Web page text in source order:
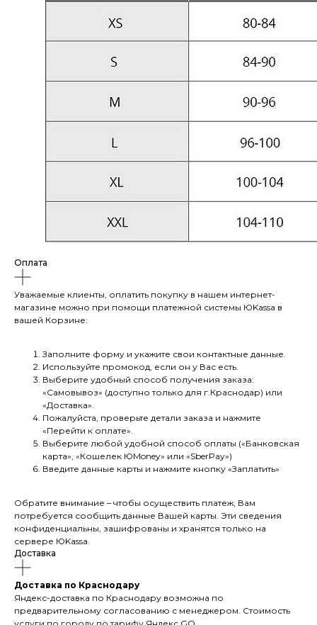
Оплата
Уважаемые клиенты, оплатить покупку в нашем интернет-
магазине можно при помощи платежной системы ЮKassа в
вашей Корзине:
Заполните форму и укажите свои контактные данные.
Используйте промокод, если он у Вас есть.
Выберите удобный способ получения заказа:
«Самовывоз» (доступно только для г.Краснодар) или
«Доставка».
Пожалуйста, проверьте детали заказа и нажмите
«Перейти к оплате».
Выберите любой удобной способ оплаты («Банковская
карта», «Кошелек ЮMoney» или «SberPay»)
Введите данные карты и нажмите кнопку «Заплатить»
Обратите внимание – чтобы осуществить платеж, Вам
потребуется сообщить данные Вашей карты. Эти сведения
конфиденциальны, зашифрованы и хранятся только на
сервере ЮKassа.
Доставка
Доставка по Краснодару
Яндекс-доставка по Краснодару возможна по
предварительному согласованию с менеджером. Стоимость